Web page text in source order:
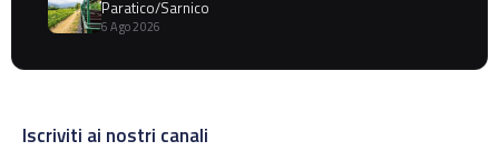
Paratico/Sarnico
6 Ago 2026
Iscriviti ai nostri canali